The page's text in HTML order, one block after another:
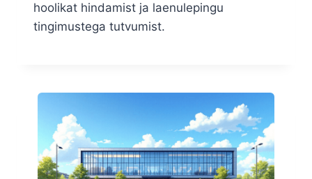
hoolikat hindamist ja laenulepingu
tingimustega tutvumist.